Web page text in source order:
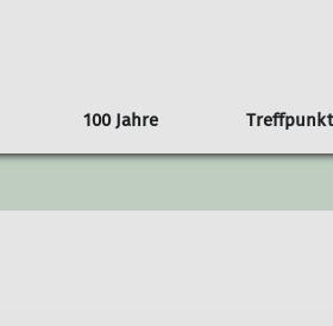
Vermietung
100 Jahre
Fotowettbewerb/Kalender
25 Jahre Luise Rodrian Haus